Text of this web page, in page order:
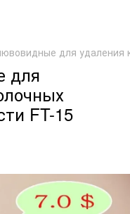
для удаления
для
FT-15